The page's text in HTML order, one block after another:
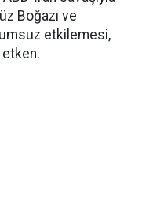
Boğazı ve
etkilemesi,
etken.